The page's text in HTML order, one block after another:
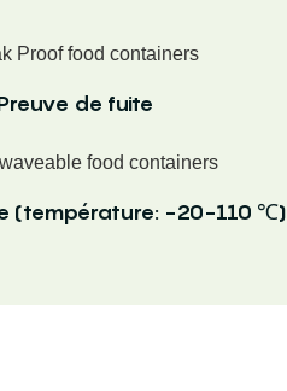
de fuite
(température: -20-110 ℃)